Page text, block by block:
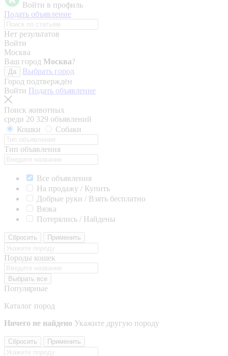
Войти в профиль
Подать объявление
Нет результатов
Войти
Москва
Ваш город Москва?
Да
Выбрать город
Город подтверждён
Войти Подать объявление
Поиск животных
среди 20 329 объявлений
Кошки
Собаки
Тип объявления
Все объявления
На продажу / Купить
Добрые руки / Взять бесплатно
Вязка
Потерялись / Найдены
Сбросить Применить
Породы кошек
Выбрать все
Популярные
Каталог пород
Ничего не найдено Укажите другую породу
Сбросить Применить